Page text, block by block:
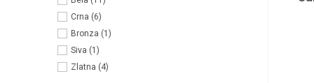
Crna (6)
Bronza (1)
Siva (1)
Zlatna (4)